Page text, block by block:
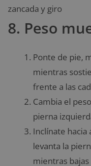
8. Peso
Ponte de pie,
mientras
frente a las
Cambia el
pierna
Inclínate hacia
levanta la
mientras